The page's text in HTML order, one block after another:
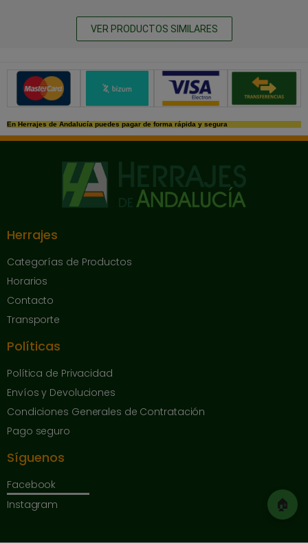
🏠
VER PRODUCTOS SIMILARES
Métodos de pago seguros
En Herrajes de Andalucía puedes pagar de forma rápida y segura
Herrajes
Categorías de Productos
Horarios
Contacto
Transporte
Políticas
Política de Privacidad
Envíos y Devoluciones
Condiciones Generales de Contratación
Pago seguro
Síguenos
Facebook
Instagram